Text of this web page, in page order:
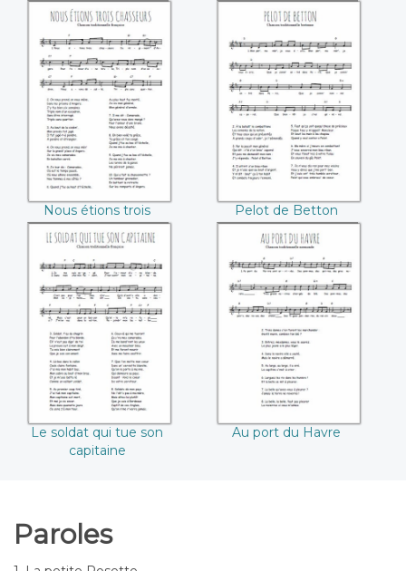
Constantine
Nous étions trois
chasseurs
Nous étions trois
chasseurs
Pelot de Betton
Pelot de Betton
Le soldat qui tue
son capitaine
Le soldat qui tue son
capitaine
Au port du Havre
Au port du Havre
Paroles